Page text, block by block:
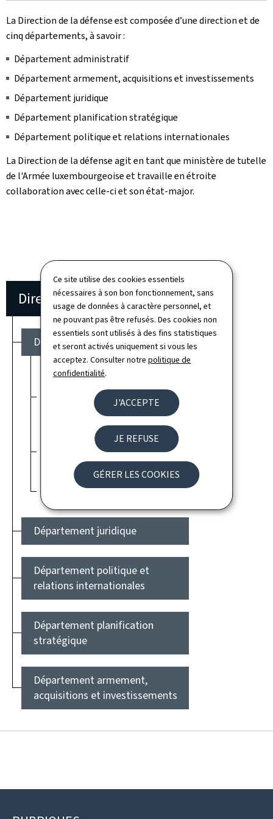
Ce site utilise des cookies essentiels
nécessaires à son bon fonctionnement, sans
usage de données à caractère personnel, et
ne pouvant pas être refusés. Des cookies non
essentiels sont utilisés à des fins statistiques
et seront activés uniquement si vous les
acceptez. Consulter notrepolitique de
confidentialité.
J'ACCEPTE
JE REFUSE
GÉRER LES COOKIES
La Direction de la défense est composée d’une direction et de
cinq départements, à savoir :
Département administratif
Département armement, acquisitions et investissements
Département juridique
Département planification stratégique
Département politique et relations internationales
La Direction de la défense agit en tant que ministère de tutelle
de l'Armée luxembourgeoise et travaille en étroite
collaboration avec celle-ci et son état-major.
Direction
Département administratif
Service gestion du personnel
de l'armée et ressources
Service budget
Secrétariat
Département juridique
Département politique et
relations internationales
Département planification
stratégique
Département armement,
acquisitions et investissements